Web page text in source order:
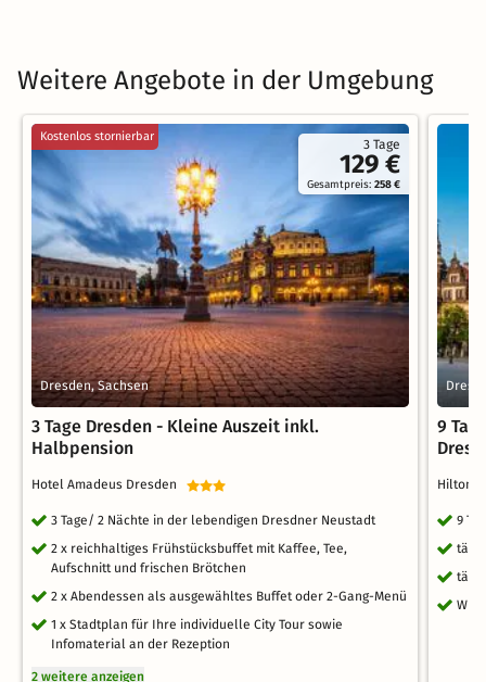
Weitere Angebote in der Umgebung
3 Tage
129 €
Gesamtpreis:258 €
Kostenlos stornierbar
Dresden, Sachsen
3 Tage Dresden - Kleine Auszeit inkl.
Halbpension
Hotel Amadeus Dresden
3 Tage/ 2 Nächte in der lebendigen Dresdner Neustadt
2 x reichhaltiges Frühstücksbuffet mit Kaffee, Tee,
Aufschnitt und frischen Brötchen
2 x Abendessen als ausgewähltes Buffet oder 2-Gang-Menü
1 x Stadtplan für Ihre individuelle City Tour sowie
Infomaterial an der Rezeption
2 weitere anzeigen
9
Hilton
9